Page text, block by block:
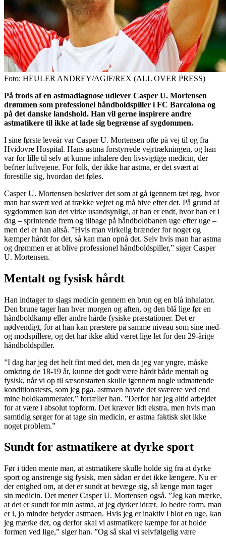
Foto: HEULER ANDREY/AGIF/REX (ALL OVER PRESS)
På trods af en astmadiagnose udlever Casper U. Mortensen
drømmen som professionel håndboldspiller i FC Barcalona og
på det danske landshold. Han vil gerne inspirere andre
astmatikere til ikke at lade sig begrænse af sygdommen.
I sine første leveår var Casper U. Mortensen ofte på vej til og fra
Hvidovre Hospital. Hans astma forstyrrede vejrtrækningen, og han
var for lille til selv at kunne inhalere den livsvigtige medicin, der
befrier luftvejene. For folk, der ikke har astma, er det svært at
forestille sig, hvordan det føles.
Casper U. Mortensen beskriver det som at gå igennem tæt røg, hvor
man har svært ved at trække vejret og må hive efter det. På grund af
sygdommen kan det virke usandsynligt, at han er endt, hvor han er i
dag – sprintende frem og tilbage på håndboldbanen uge efter uge –
men det er han altså. ”Hvis man virkelig brænder for noget og
kæmper hårdt for det, så kan man opnå det. Selv hvis man har astma
og drømmen er at blive professionel håndboldspiller,” siger Casper
U. Mortensen.
Mentalt og fysisk hårdt
Han indtager to slags medicin gennem en brun og en blå inhalator.
Den brune tager han hver morgen og aften, og den blå lige før en
håndboldkamp eller andre hårde fysiske præstationer. Det er
nødvendigt, for at han kan præstere på samme niveau som sine med-
og modspillere, og det har ikke altid været lige let for den 29-årige
håndboldspiller.
”I dag har jeg det helt fint med det, men da jeg var yngre, måske
omkring de 18-19 år, kunne det godt være hårdt både mentalt og
fysisk, når vi op til sæsonstarten skulle igennem nogle udmattende
konditionstests, som jeg pga. astmaen havde det sværere ved end
mine holdkammerater,” fortæller han. ”Derfor har jeg altid arbejdet
for at være i absolut topform. Det kræver lidt ekstra, men hvis man
samtidig sørger for at tage sin medicin, er astma faktisk slet ikke
noget problem.”
Sundt for astmatikere at dyrke sport
Før i tiden mente man, at astmatikere skulle holde sig fra at dyrke
sport og anstrenge sig fysisk, men sådan er det ikke længere. Nu er
der enighed om, at det er sundt at bevæge sig, så længe man tager
sin medicin. Det mener Casper U. Mortensen også. ”Jeg kan mærke,
at det er sundt for min astma, at jeg dyrker idræt. Jo bedre form, man
er i, jo mindre betyder astmaen. Hvis jeg er inaktiv i blot en uge, kan
jeg mærke det, og derfor skal vi astmatikere kæmpe for at holde
formen ved lige,” siger han. ”Og så skal vi selvfølgelig være